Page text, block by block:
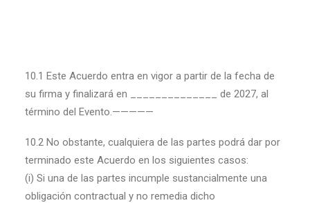
10.1 Este Acuerdo entra en vigor a partir de la fecha de
su firma y finalizará en ______________ de 2027, al
término del Evento.—————
10.2 No obstante, cualquiera de las partes podrá dar por
terminado este Acuerdo en los siguientes casos:
(i) Si una de las partes incumple sustancialmente una
obligación contractual y no remedia dicho